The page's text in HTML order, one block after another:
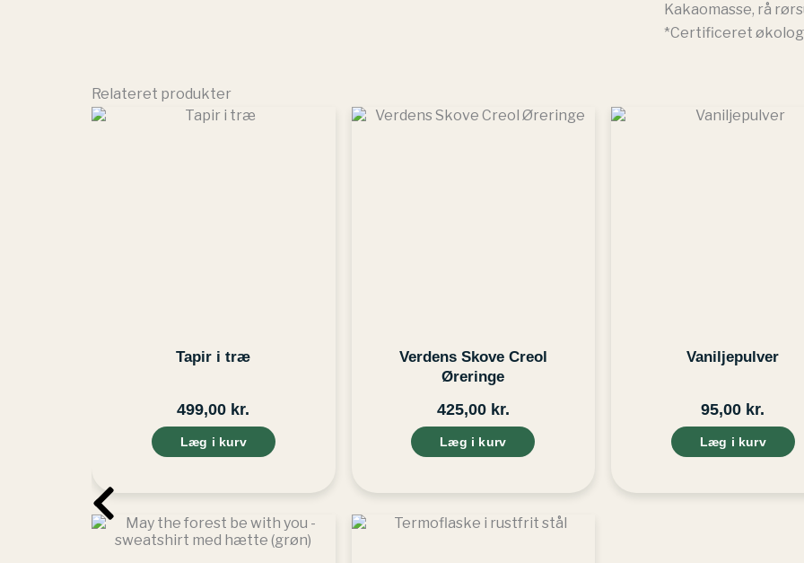
Kakaomasse, rå
*Certificeret
Relateret produkter
Tapir i træ
499,00 kr.
Læg i kurv
Verdens Skove Creol
Øreringe
425,00 kr.
Læg i kurv
Vaniljepulver
95,00 kr.
Læg i kurv
Dette
vare